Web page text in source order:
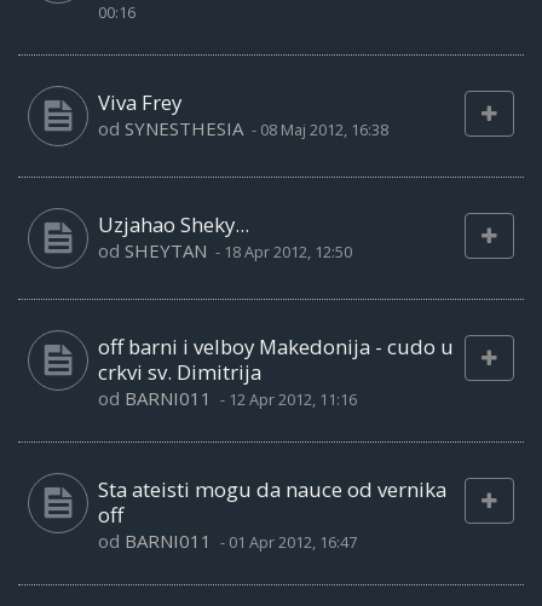
00:16
Viva Frey
od SYNESTHESIA - 08 Maj 2012, 16:38
Uzjahao Sheky...
od SHEYTAN - 18 Apr 2012, 12:50
off barni i velboy Makedonija - cudo u
crkvi sv. Dimitrija
od BARNI011 - 12 Apr 2012, 11:16
Sta ateisti mogu da nauce od vernika
off
od BARNI011 - 01 Apr 2012, 16:47